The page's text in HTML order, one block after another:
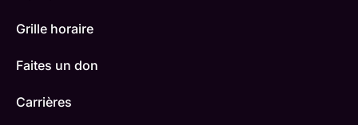
Grille horaire
Faites un don
Carrières